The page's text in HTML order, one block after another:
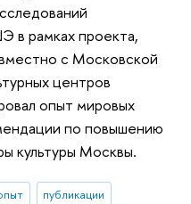
в рамках проекта,
с Московской
центров
опыт мировых
по повышению
культуры Москвы.
публикации